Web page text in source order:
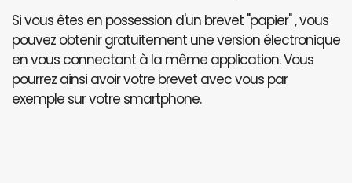
Si vous êtes en possession d'un brevet "papier" , vous
pouvez obtenir gratuitement une version électronique
en vous connectant à la même application. Vous
pourrez ainsi avoir votre brevet avec vous par
exemple sur votre smartphone.